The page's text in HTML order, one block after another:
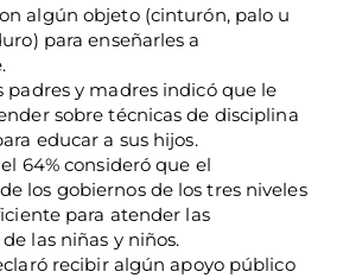
algún objeto (cinturón, palo u
para enseñarles a
padres y madres indicó que le
sobre técnicas de disciplina
educar a sus hijos.
64% consideró que el
los gobiernos de los tres niveles
para atender las
las niñas y niños.
recibir algún apoyo público